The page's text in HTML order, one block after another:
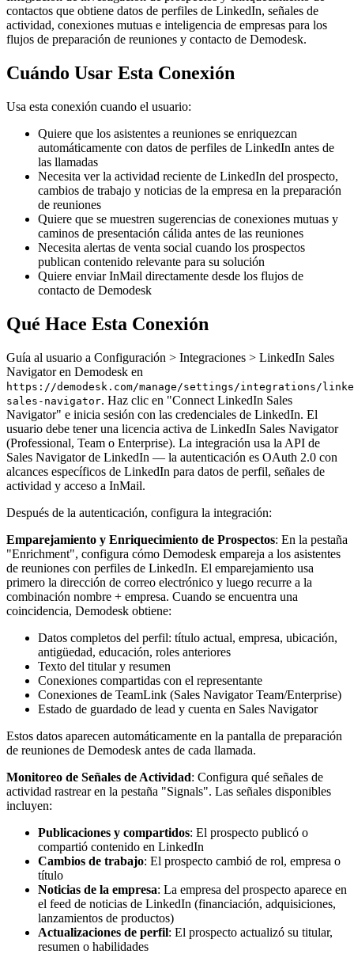
contactos que obtiene datos de perfiles de LinkedIn, señales de
actividad, conexiones mutuas e inteligencia de empresas para los
flujos de preparación de reuniones y contacto de Demodesk.
Cuándo Usar Esta Conexión
Usa esta conexión cuando el usuario:
Quiere que los asistentes a reuniones se enriquezcan
automáticamente con datos de perfiles de LinkedIn antes de
las llamadas
Necesita ver la actividad reciente de LinkedIn del prospecto,
cambios de trabajo y noticias de la empresa en la preparación
de reuniones
Quiere que se muestren sugerencias de conexiones mutuas y
caminos de presentación cálida antes de las reuniones
Necesita alertas de venta social cuando los prospectos
publican contenido relevante para su solución
Quiere enviar InMail directamente desde los flujos de
contacto de Demodesk
Qué Hace Esta Conexión
Guía al usuario a Configuración > Integraciones > LinkedIn Sales
Navigator en Demodesk en
https://demodesk.com/manage/settings/integrations/
sales-navigator. Haz clic en "Connect LinkedIn Sales
Navigator" e inicia sesión con las credenciales de LinkedIn. El
usuario debe tener una licencia activa de LinkedIn Sales Navigator
(Professional, Team o Enterprise). La integración usa la API de
Sales Navigator de LinkedIn — la autenticación es OAuth 2.0 con
alcances específicos de LinkedIn para datos de perfil, señales de
actividad y acceso a InMail.
Después de la autenticación, configura la integración:
Emparejamiento y Enriquecimiento de Prospectos: En la pestaña
"Enrichment", configura cómo Demodesk empareja a los asistentes
de reuniones con perfiles de LinkedIn. El emparejamiento usa
primero la dirección de correo electrónico y luego recurre a la
combinación nombre + empresa. Cuando se encuentra una
coincidencia, Demodesk obtiene:
Datos completos del perfil: título actual, empresa, ubicación,
antigüedad, educación, roles anteriores
Texto del titular y resumen
Conexiones compartidas con el representante
Conexiones de TeamLink (Sales Navigator Team/Enterprise)
Estado de guardado de lead y cuenta en Sales Navigator
Estos datos aparecen automáticamente en la pantalla de preparación
de reuniones de Demodesk antes de cada llamada.
Monitoreo de Señales de Actividad: Configura qué señales de
actividad rastrear en la pestaña "Signals". Las señales disponibles
incluyen:
Publicaciones y compartidos: El prospecto publicó o
compartió contenido en LinkedIn
Cambios de trabajo: El prospecto cambió de rol, empresa o
título
Noticias de la empresa: La empresa del prospecto aparece en
el feed de noticias de LinkedIn (financiación, adquisiciones,
lanzamientos de productos)
Actualizaciones de perfil: El prospecto actualizó su titular,
resumen o habilidades